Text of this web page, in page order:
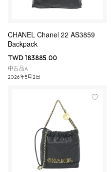
CHANEL Chanel 22 AS3859
Backpack
TWD 183885.00
中古品A
2026年5月2日